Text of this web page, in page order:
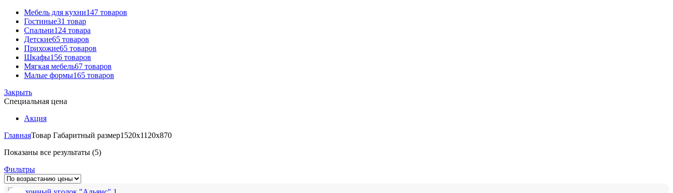
Мебель для кухни147 товаров
Гостиные31 товар
Спальни124 товара
Детские65 товаров
Прихожие65 товаров
Шкафы156 товаров
Мягкая мебель67 товаров
Малые формы165 товаров
Закрыть
Специальная цена
Акция
ГлавнаяТовар Габаритный размер1520х1120х870
Показаны все результаты (5)
Фильтры